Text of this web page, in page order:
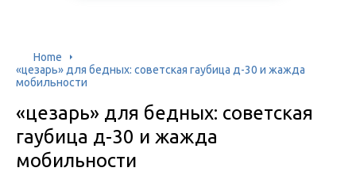
Home
«цезарь» для бедных: советская гаубица д-30 и жажда
мобильности
«цезарь» для бедных: советская
гаубица д-30 и жажда
мобильности